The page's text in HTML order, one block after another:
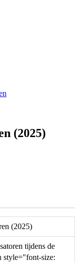
(2025)
(2025)
tijdens de
style="font-size: